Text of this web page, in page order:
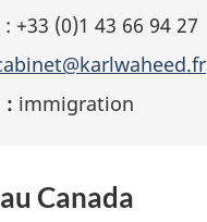
+33 (0)1 43 66 94 27
: immigration
Canada